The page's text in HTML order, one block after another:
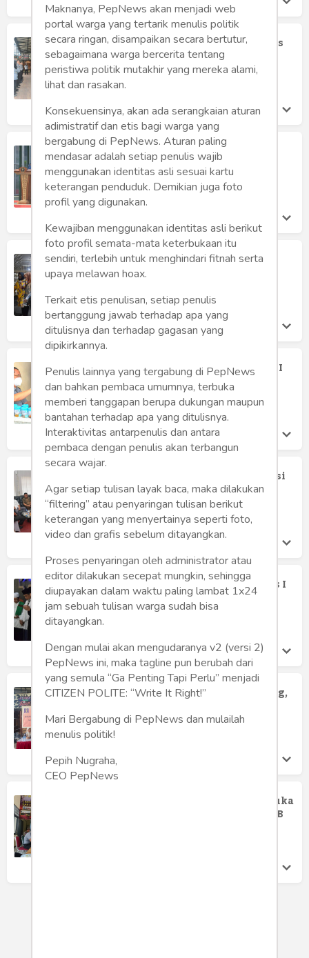
Suka Cita Purna Tugas Pegawai Lapas
Kelas I Malang
Lapas Kelas I Malang
Jumat 3 Nov, 2023
Peringatan Hari Sumpah Pemuda di
Lapas Kelas I Malang
Lapas Kelas I Malang
Sabtu 28 Oct, 2023
DWP Lapas Kelas I Malang Lihat
Kegiatan Bimbingan Kerja WBP
Sabtu 28 Oct, 2023
Rehabilitasi Medis, WBP Lapas Kelas I
Malang Tes Urine Tahap 3
Lapas Kelas I Malang
Kamis 26 Oct, 2023
Polresta Malang dan Jaksa Koordinasi
Lapas Kelas I Malang, Ada Apa?
Lapas Kelas I Malang
Kamis 26 Oct, 2023
Sambut Hari Santri, WBP Lapas Kelas I
Malang Gelar Sholawat Al Banjari
Lapas Kelas I Malang
Senin 23 Oct, 2023
Temu Rutin DWP Lapas Kelas I Malang,
Lapas Kelas I Malang
Sabtu 21 Oct, 2023
SAE L'SIMA Lapas Kelas I Malang Dibuka
Ulang dengan Konsep Baru 1 2 3 2A 2B
Maknanya, PepNews akan menjadi web
portal warga yang tertarik menulis politik
secara ringan, disampaikan secara bertutur,
sebagaimana warga bercerita tentang
peristiwa politik mutakhir yang mereka alami,
lihat dan rasakan.
Konsekuensinya, akan ada serangkaian aturan
adimistratif dan etis bagi warga yang
bergabung di PepNews. Aturan paling
mendasar adalah setiap penulis wajib
menggunakan identitas asli sesuai kartu
keterangan penduduk. Demikian juga foto
profil yang digunakan.
Kewajiban menggunakan identitas asli berikut
foto profil semata-mata keterbukaan itu
sendiri, terlebih untuk menghindari fitnah serta
upaya melawan hoax.
Terkait etis penulisan, setiap penulis
bertanggung jawab terhadap apa yang
ditulisnya dan terhadap gagasan yang
dipikirkannya.
Penulis lainnya yang tergabung di PepNews
dan bahkan pembaca umumnya, terbuka
memberi tanggapan berupa dukungan maupun
bantahan terhadap apa yang ditulisnya.
Interaktivitas antarpenulis dan antara
pembaca dengan penulis akan terbangun
secara wajar.
Agar setiap tulisan layak baca, maka dilakukan
“filtering” atau penyaringan tulisan berikut
keterangan yang menyertainya seperti foto,
video dan grafis sebelum ditayangkan.
Proses penyaringan oleh administrator atau
editor dilakukan secepat mungkin, sehingga
diupayakan dalam waktu paling lambat 1x24
jam sebuah tulisan warga sudah bisa
ditayangkan.
Dengan mulai akan mengudaranya v2 (versi 2)
PepNews ini, maka tagline pun berubah dari
yang semula “Ga Penting Tapi Perlu” menjadi
CITIZEN POLITE: “Write It Right!”
Mari Bergabung di PepNews dan mulailah
menulis politik!
Pepih Nugraha,
CEO PepNews